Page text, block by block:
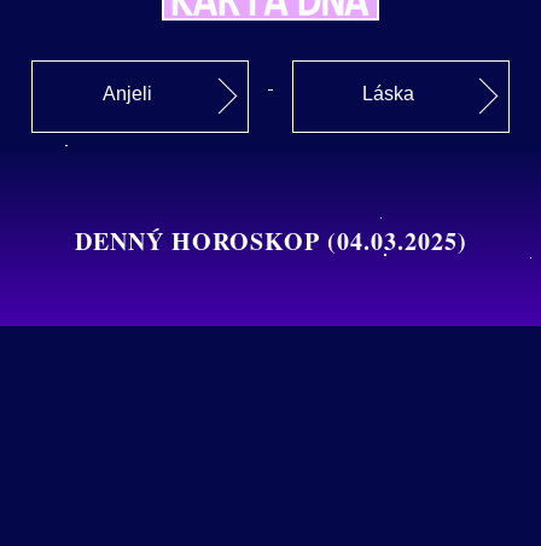
Anjeli Láska
DENNÝ HOROSKOP (04.03.2025)